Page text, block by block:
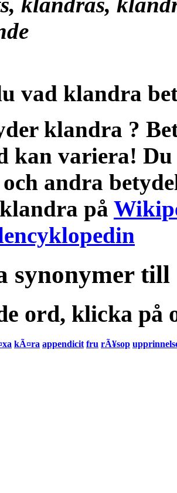
vad klandra
klandra ?
kan variera!
och andra
klandra på
synonymer
ord, klicka på
kÃ¤ra appendicit fru rÃ¥sop